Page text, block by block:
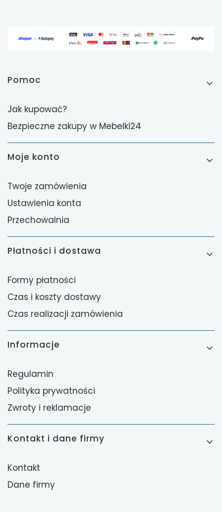
Linki w stopce
Pomoc
Jak kupować?
Bezpieczne zakupy w Mebelki24
Moje konto
Twoje zamówienia
Ustawienia konta
Przechowalnia
Płatności i dostawa
Formy płatności
Czas i koszty dostawy
Czas realizacji zamówienia
Informacje
Regulamin
Polityka prywatności
Zwroty i reklamacje
Kontakt i dane firmy
Kontakt
Dane firmy